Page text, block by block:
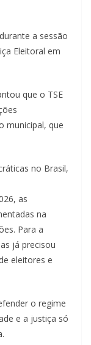
a sessão
Eleitoral em
que o TSE
municipal, que
no Brasil,
as
na
Para a
já precisou
eleitores e
o regime
e a justiça só